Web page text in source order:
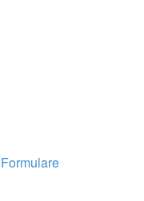
Formulare